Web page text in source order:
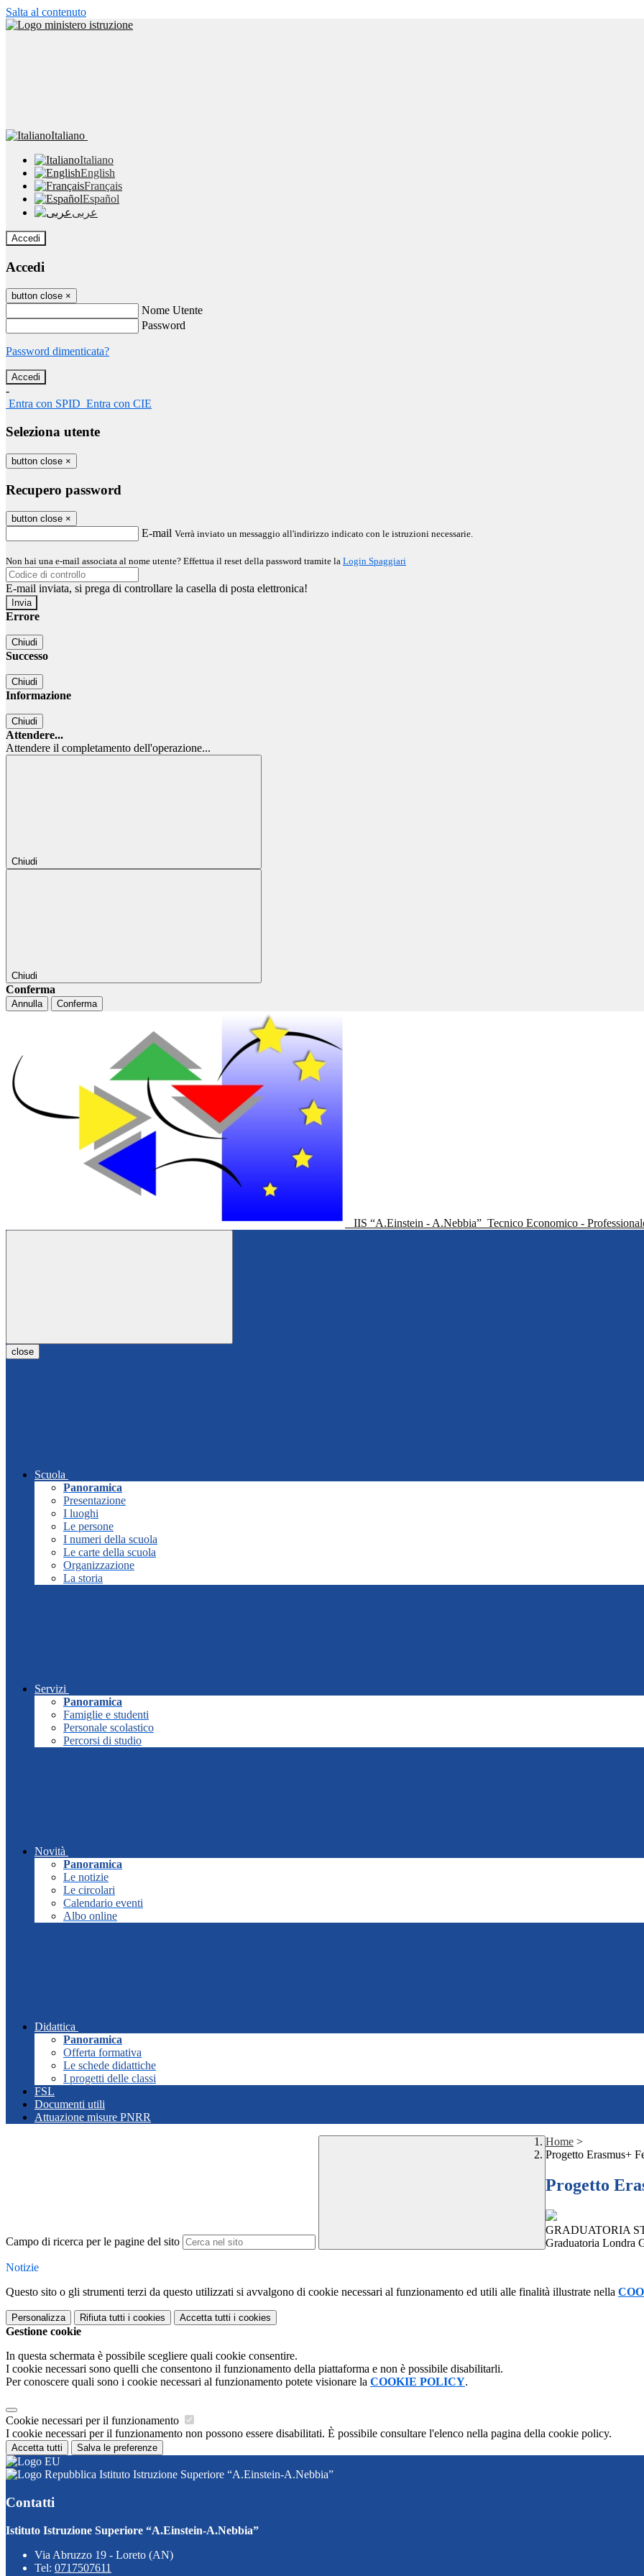
Salta al contenuto
Italiano
Italiano
English
Français
Español
عربى
Accedi
Accedi
button close ×
Nome Utente
Password
Password dimenticata?
-
Entra con SPID Entra con CIE
Seleziona utente
button close ×
Recupero password
button close ×
E-mail Verrà inviato un messaggio all'indirizzo indicato con le istruzioni necessarie.
Non hai una e-mail associata al nome utente? Effettua il reset della password tramite la Login Spaggiari
E-mail inviata, si prega di controllare la casella di posta elettronica!
Errore
Chiudi
Successo
Chiudi
Informazione
Chiudi
Attendere...
Attendere il completamento dell'operazione...
Chiudi
Chiudi
Conferma
Annulla Conferma
IIS “A.Einstein - A.Nebbia” Tecnico Economico -
close
Scuola
Panoramica
Presentazione
I luoghi
Le persone
I numeri della scuola
Le carte della scuola
Organizzazione
La storia
Servizi
Panoramica
Famiglie e studenti
Personale scolastico
Percorsi di studio
Novità
Panoramica
Le notizie
Le circolari
Calendario eventi
Albo online
Didattica
Panoramica
Offerta formativa
Le schede didattiche
I progetti delle classi
FSL
Documenti utili
Attuazione misure PNRR
Campo di ricerca per le pagine del sito
Home >
Progetto Erasmus+
Progetto
GRADUATORIA
Graduatoria Londra
Notizie
Questo sito o gli strumenti terzi da questo utilizzati si avvalgono di cookie necessari al funzionamento ed utili alle finalità illustrate nella
Personalizza Rifiuta tutti i cookies Accetta tutti i cookies
Gestione cookie
In questa schermata è possibile scegliere quali cookie consentire.
I cookie necessari sono quelli che consentono il funzionamento della piattaforma e non è possibile disabilitarli.
Per conoscere quali sono i cookie necessari al funzionamento potete visionare la COOKIE POLICY.
Cookie necessari per il funzionamento
I cookie necessari per il funzionamento non possono essere disabilitati. È possibile consultare l'elenco nella pagina della cookie policy.
Accetta tutti Salva le preferenze
Istituto Istruzione Superiore “A.Einstein-A.Nebbia”
Contatti
Istituto Istruzione Superiore “A.Einstein-A.Nebbia”
Via Abruzzo 19 - Loreto (AN)
Tel: 0717507611